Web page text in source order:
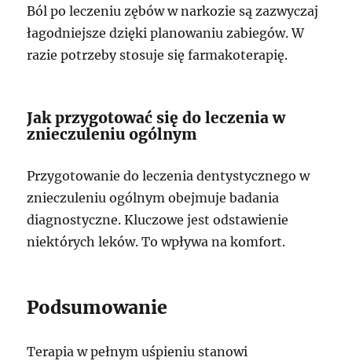
Ból po leczeniu zębów w narkozie są zazwyczaj
łagodniejsze dzięki planowaniu zabiegów. W
razie potrzeby stosuje się farmakoterapię.
Jak przygotować się do leczenia w
znieczuleniu ogólnym
Przygotowanie do leczenia dentystycznego w
znieczuleniu ogólnym obejmuje badania
diagnostyczne. Kluczowe jest odstawienie
niektórych leków. To wpływa na komfort.
Podsumowanie
Terapia w pełnym uśpieniu stanowi